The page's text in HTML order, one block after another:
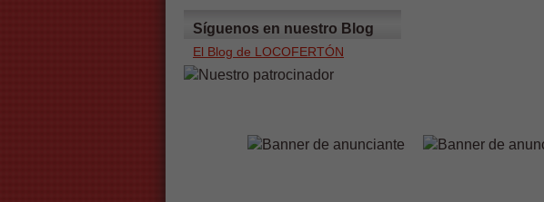
Síguenos en nuestro Blog
El Blog de LOCOFERTÓN